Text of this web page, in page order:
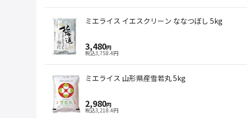
ミエライス イエスクリーン ななつぼし 5kg
3,480円
税込3,758.4円
ミエライス 山形県産雪若丸 5kg
2,980円
税込3,218.4円